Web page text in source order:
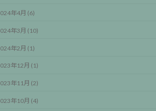
年4月 (6)
年3月 (10)
年2月 (1)
年12月 (1)
年11月 (2)
年10月 (4)